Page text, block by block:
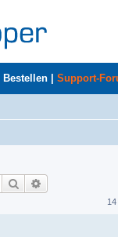
Bestellen Support-
Suche